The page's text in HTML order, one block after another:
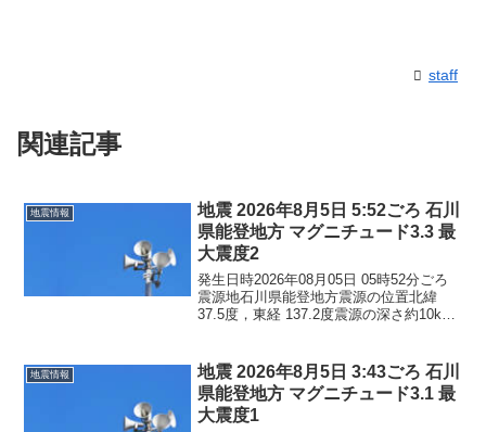
staff
関連記事
地震情報
地震 2026年8月5日 5:52ごろ 石川
県能登地方 マグニチュード3.3 最
大震度2
発生日時2026年08月05日 05時52分ごろ
震源地石川県能登地方震源の位置北緯
37.5度，東経 137.2度震源の深さ約10km
りません。震度2石川県珠洲市...
地震情報
地震 2026年8月5日 3:43ごろ 石川
県能登地方 マグニチュード3.1 最
大震度1